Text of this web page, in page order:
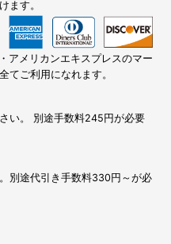
ます。
アメリカンエキスプレスのマー
てご利用になれます。
い。 別途手数料245円が必要
別途代引き手数料330円～が必